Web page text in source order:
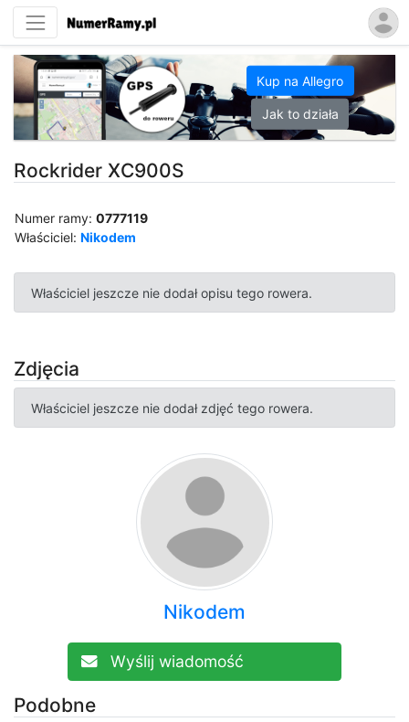
Kup na Allegro
Jak to działa
Rockrider XC900S
Numer ramy:0777119
Właściciel:Nikodem
Właściciel jeszcze nie dodał opisu tego rowera.
Zdjęcia
Właściciel jeszcze nie dodał zdjęć tego rowera.
Nikodem
Wyślij wiadomość
Podobne